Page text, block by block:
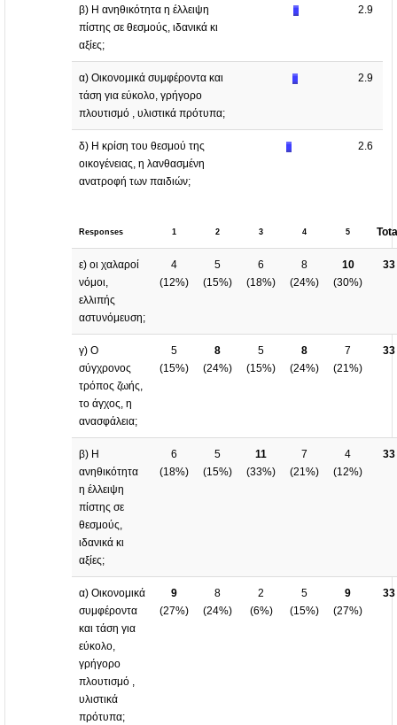
β) Η ανηθικότητα η έλλειψη
πίστης σε θεσμούς, ιδανικά κι
αξίες;
2.9
α) Οικονομικά συμφέροντα και
τάση για εύκολο, γρήγορο
πλουτισμό , υλιστικά πρότυπα;
2.9
δ) Η κρίση του θεσμού της
οικογένειας, η λανθασμένη
ανατροφή των παιδιών;
2.6
Responses 1 2 3 4 5
ε) οι χαλαροί
νόμοι,
ελλιπής
αστυνόμευση;
4
(12%)
5
(15%)
6
(18%)
8
(24%)
10
(30%)
33
γ) Ο
σύγχρονος
τρόπος ζωής,
το άγχος, η
ανασφάλεια;
5
(15%)
8
(24%)
5
(15%)
8
(24%)
7
(21%)
33
β) Η
ανηθικότητα
η έλλειψη
πίστης σε
θεσμούς,
ιδανικά κι
αξίες;
6
(18%)
5
(15%)
11
(33%)
7
(21%)
4
(12%)
33
α) Οικονομικά
συμφέροντα
και τάση για
εύκολο,
γρήγορο
πλουτισμό ,
υλιστικά
πρότυπα;
9
(27%)
8
(24%)
2
(6%)
5
(15%)
9
(27%)
33